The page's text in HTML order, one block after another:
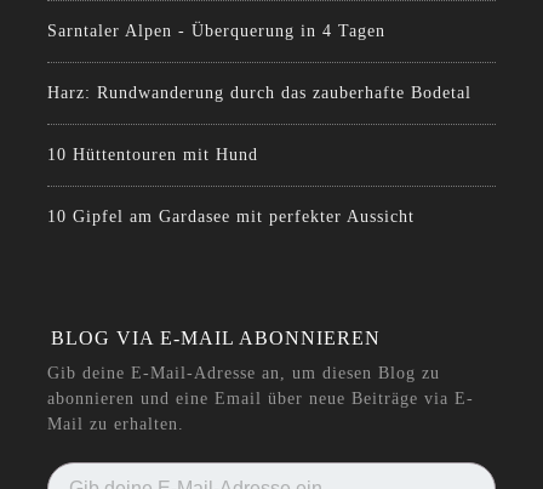
Sarntaler Alpen - Überquerung in 4 Tagen
Harz: Rundwanderung durch das zauberhafte Bodetal
10 Hüttentouren mit Hund
10 Gipfel am Gardasee mit perfekter Aussicht
BLOG VIA E-MAIL ABONNIEREN
Gib deine E-Mail-Adresse an, um diesen Blog zu
abonnieren und eine Email über neue Beiträge via E-
Mail zu erhalten.